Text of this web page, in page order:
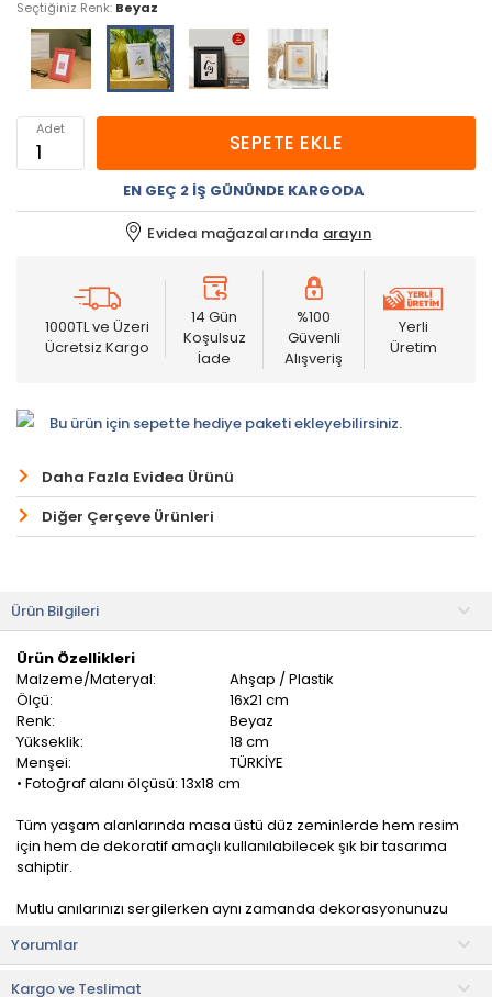
Seçtiğiniz Renk: Beyaz
Adet
SEPETE EKLE
EN GEÇ 2 İŞ GÜNÜNDE KARGODA
Evidea mağazalarında arayın
1000TL ve Üzeri
Ücretsiz Kargo
14 Gün
Koşulsuz
İade
%100
Güvenli
Alışveriş
Yerli
Üretim
Bu ürün için sepette hediye paketi ekleyebilirsiniz.
Daha Fazla Evidea Ürünü
Diğer Çerçeve Ürünleri
Ürün Bilgileri
Ürün Özellikleri
Malzeme/Materyal:
Ahşap / Plastik
Ölçü:
16x21 cm
Renk:
Beyaz
Yükseklik:
18 cm
Menşei:
TÜRKİYE
• Fotoğraf alanı ölçüsü: 13x18 cm
Tüm yaşam alanlarında masa üstü düz zeminlerde hem resim
için hem de dekoratif amaçlı kullanılabilecek şık bir tasarıma
sahiptir.
Mutlu anılarınızı sergilerken aynı zamanda dekorasyonunuzu
kullanım alanında doğal bir hava oluşturacaktır.
Kullanım ve Bakım Bilgileri
Yorumlar
Kargo ve Teslimat